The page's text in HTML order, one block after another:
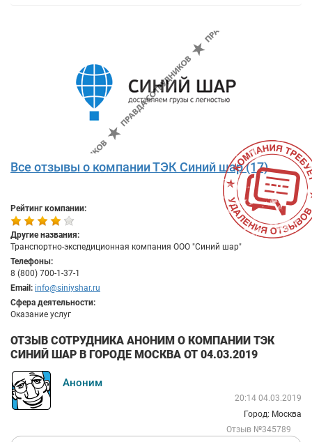
Все отзывы о компании ТЭК Синий шар (17)
Рейтинг компании:
Другие названия:
Транспортно-экспедиционная компания ООО "Синий шар"
Телефоны:
8 (800) 700-1-37-1
Email: info@siniyshar.ru
Сфера деятельности:
Оказание услуг
ОТЗЫВ СОТРУДНИКА АНОНИМ О КОМПАНИИ ТЭК
СИНИЙ ШАР В ГОРОДЕ МОСКВА ОТ 04.03.2019
Аноним
20:14 04.03.2019
Город: Москва
Отзыв №345789